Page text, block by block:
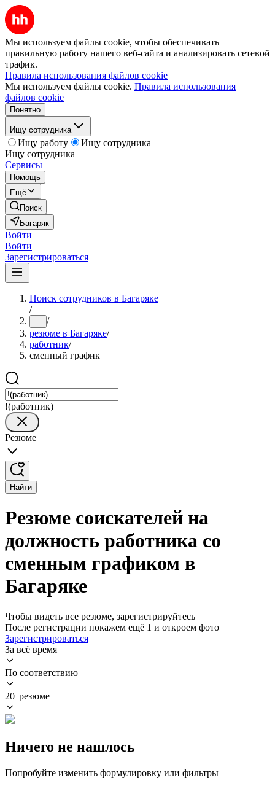
Мы используем файлы cookie, чтобы обеспечивать
правильную работу нашего веб-сайта и анализировать сетевой
трафик.
Правила использования файлов cookie
Мы используем файлы cookie. Правила использования
файлов cookie
Понятно
Ищу сотрудника
Ищу работу
Ищу сотрудника
Ищу сотрудника
Сервисы
Помощь
Ещё
Поиск
Багаряк
Войти
Войти
Зарегистрироваться
Поиск сотрудников в Багаряке
/
... /
резюме в Багаряке/
работник/
сменный график
!(работник)
Резюме
Найти
Резюме соискателей на
должность работника со
сменным графиком в
Багаряке
Чтобы видеть все резюме, зарегистрируйтесь
После регистрации покажем ещё 1 и откроем фото
Зарегистрироваться
За всё время
По соответствию
20 резюме
Ничего не нашлось
Попробуйте изменить формулировку или фильтры